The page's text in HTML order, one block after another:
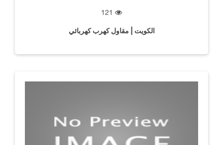
الكويت | مقاول كهرب كهربائي